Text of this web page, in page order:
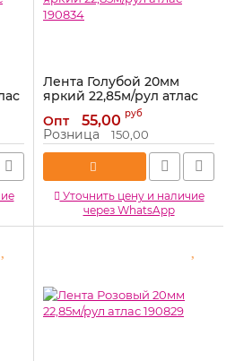
Лента Голубой 20мм
яркий 22,85м/рул атлас
Артикул: 190834
Опт 55,00 руб
Розница 150,00
Уточнить цену и наличие
через WhatsApp